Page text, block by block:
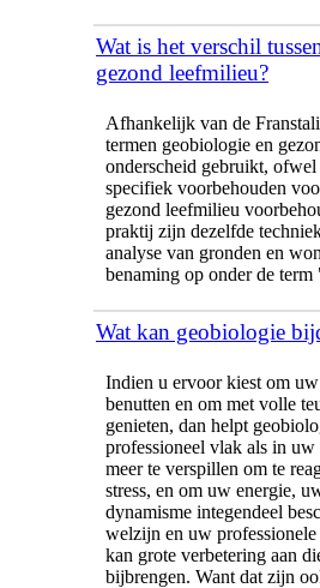
Wat is het verschil
gezond leefmilieu?
Afhankelijk van de
termen geobiologie en
onderscheid gebruikt,
specifiek voorbehouden
gezond leefmilieu
praktij zijn dezelfde
analyse van gronden en
benaming op onder de
Wat kan geobiologie
Indien u ervoor kiest om
benutten en om met volle
genieten, dan helpt
professioneel vlak als in
meer te verspillen om te
stress, en om uw energie,
dynamisme integendeel
welzijn en uw
kan grote verbetering aan
bijbrengen. Want dat zijn